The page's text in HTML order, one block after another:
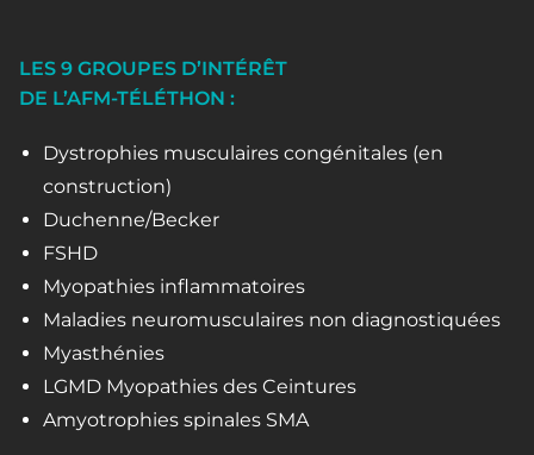
LES 9 GROUPES D’INTÉRÊT
DE L’AFM-TÉLÉTHON :
Dystrophies musculaires congénitales (en
construction)
Duchenne/Becker
FSHD
Myopathies inflammatoires
Maladies neuromusculaires non diagnostiquées
Myasthénies
LGMD Myopathies des Ceintures
Amyotrophies spinales SMA